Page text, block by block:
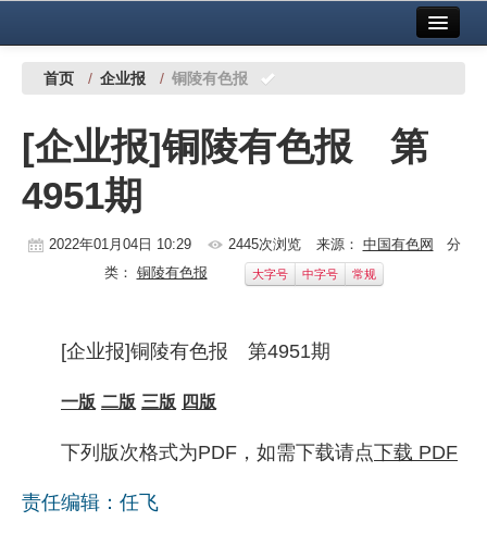
中国有色金属报社主办 广告服务
铜镍铅锌
铝
稀有稀土
企业文化
首页 / 企业报 / 铜陵有色报
[企业报]铜陵有色报 第
4951期
2022年01月04日 10:29 2445次浏览 来源： 中国有色网 分
类： 铜陵有色报 大字号 中字号 常规
[企业报]铜陵有色报 第4951期
一版 二版 三版 四版
下列版次格式为PDF，如需下载请点下载 PDF
责任编辑：任飞